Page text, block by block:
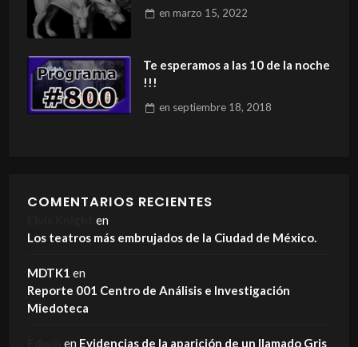
en marzo 15, 2022
Te esperamos a las 10 de la noche
!!!
en septiembre 18, 2018
COMENTARIOS RECIENTES
en
Los teatros más embrujados de la Ciudad de México.
MDTK1 en
Reporte 001 Centro de Análisis e Investigación
Miedoteca
en Evidencias de la aparición de un llamado Gris